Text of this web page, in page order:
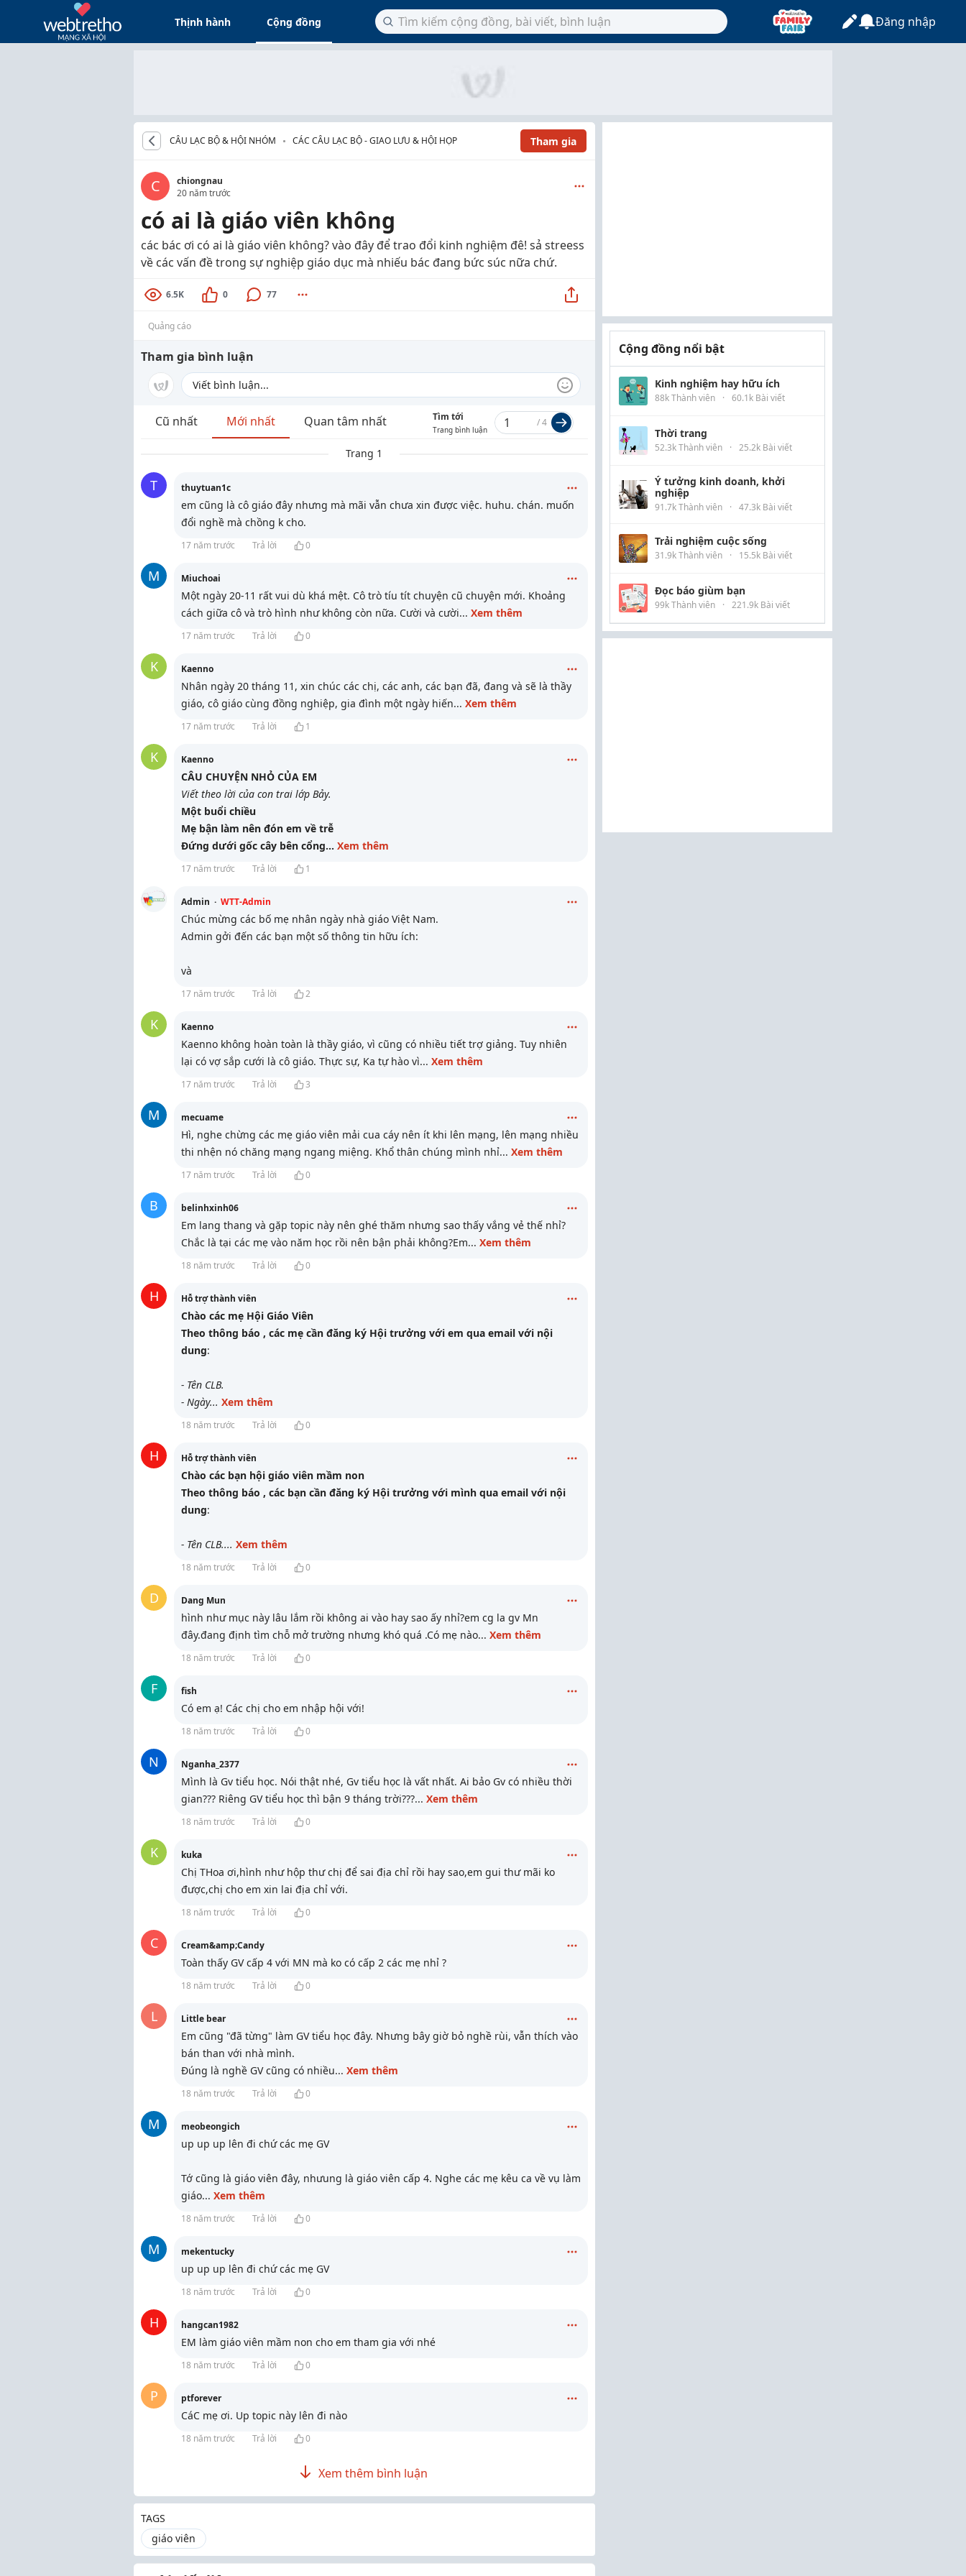
Thịnh hành Cộng đồng Đăng nhập
CÂU LẠC BỘ & HỘI NHÓM CÁC CÂU LẠC BỘ - GIAO LƯU & HỘI HỌP Tham gia
C
chiongnau
20 năm trước
có ai là giáo viên không
các bác ơi có ai là giáo viên không? vào đây để trao đổi kinh nghiệm đê! sả streess
về các vấn đề trong sự nghiệp giáo dục mà nhiếu bác đang bức súc nữa chứ.
6.5K 0 77
Quảng cáo
Tham gia bình luận
Cũ nhất Mới nhất Quan tâm nhất Tìm tới
Trang bình luận
/4
Trang 1
T thuytuan1c
em cũng là cô giáo đây nhưng mà mãi vẫn chưa xin được việc. huhu. chán. muốn
đổi nghề mà chồng k cho.
17 năm trước Trả lời 0
M Miuchoai
Một ngày 20-11 rất vui dù khá mệt. Cô trò tíu tít chuyện cũ chuyện mới. Khoảng
cách giữa cô và trò hình như không còn nữa. Cười và cười... Xem thêm
17 năm trước Trả lời 0
K Kaenno
Nhân ngày 20 tháng 11, xin chúc các chị, các anh, các bạn đã, đang và sẽ là thầy
giáo, cô giáo cùng đồng nghiệp, gia đình một ngày hiến... Xem thêm
17 năm trước Trả lời 1
K Kaenno
CÂU CHUYỆN NHỎ CỦA EM
Viết theo lời của con trai lớp Bảy.
Một buổi chiều
Mẹ bận làm nên đón em về trễ
Đứng dưới gốc cây bên cổng... Xem thêm
17 năm trước Trả lời 1
Admin · WTT-Admin
Chúc mừng các bố mẹ nhân ngày nhà giáo Việt Nam.
Admin gởi đến các bạn một số thông tin hữu ích:
và
17 năm trước Trả lời 2
K Kaenno
Kaenno không hoàn toàn là thầy giáo, vì cũng có nhiều tiết trợ giảng. Tuy nhiên
lại có vợ sắp cưới là cô giáo. Thực sự, Ka tự hào vì... Xem thêm
17 năm trước Trả lời 3
M mecuame
Hì, nghe chừng các mẹ giáo viên mải cua cáy nên ít khi lên mạng, lên mạng nhiều
thi nhện nó chăng mạng ngang miệng. Khổ thân chúng mình nhỉ... Xem thêm
17 năm trước Trả lời 0
B belinhxinh06
Em lang thang và gặp topic này nên ghé thăm nhưng sao thấy vắng vẻ thế nhỉ?
Chắc là tại các mẹ vào năm học rồi nên bận phải không?Em... Xem thêm
18 năm trước Trả lời 0
H Hỗ trợ thành viên
Chào các mẹ Hội Giáo Viên
Theo thông báo , các mẹ cần đăng ký Hội trưởng với em qua email với nội
dung:
- Tên CLB.
- Ngày... Xem thêm
18 năm trước Trả lời 0
H Hỗ trợ thành viên
Chào các bạn hội giáo viên mầm non
Theo thông báo , các bạn cần đăng ký Hội trưởng với mình qua email với nội
dung:
- Tên CLB.... Xem thêm
18 năm trước Trả lời 0
D Dang Mun
hình như mục này lâu lắm rồi không ai vào hay sao ấy nhỉ?em cg la gv Mn
đây.đang định tìm chỗ mở trường nhưng khó quá .Có mẹ nào... Xem thêm
18 năm trước Trả lời 0
F fish
Có em ạ! Các chị cho em nhập hội với!
18 năm trước Trả lời 0
N Nganha_2377
Mình là Gv tiểu học. Nói thật nhé, Gv tiểu học là vất nhất. Ai bảo Gv có nhiều thời
gian??? Riêng GV tiểu học thì bận 9 tháng trời???... Xem thêm
18 năm trước Trả lời 0
K kuka
Chị THoa ơi,hình như hộp thư chị để sai địa chỉ rồi hay sao,em gui thư mãi ko
được,chị cho em xin lai địa chỉ với.
18 năm trước Trả lời 0
C Cream&amp;Candy
Toàn thấy GV cấp 4 với MN mà ko có cấp 2 các mẹ nhỉ ?
18 năm trước Trả lời 0
L Little bear
Em cũng "đã từng" làm GV tiểu học đây. Nhưng bây giờ bỏ nghề rùi, vẫn thích vào
bán than với nhà mình.
Đúng là nghề GV cũng có nhiều... Xem thêm
18 năm trước Trả lời 0
M meobeongich
up up up lên đi chứ các mẹ GV
Tớ cũng là giáo viên đây, nhưung là giáo viên cấp 4. Nghe các mẹ kêu ca về vụ làm
giáo... Xem thêm
18 năm trước Trả lời 0
M mekentucky
up up up lên đi chứ các mẹ GV
18 năm trước Trả lời 0
H hangcan1982
EM làm giáo viên mầm non cho em tham gia với nhé
18 năm trước Trả lời 0
P ptforever
CáC mẹ ơi. Up topic này lên đi nào
18 năm trước Trả lời 0
Xem thêm bình luận
TAGS
giáo viên
Cộng đồng nổi bật
Kinh nghiệm hay hữu ích
88k Thành viên · 60.1k Bài viết
Thời trang
52.3k Thành viên · 25.2k Bài viết
Ý tưởng kinh doanh, khởi
nghiệp
91.7k Thành viên · 47.3k Bài viết
Trải nghiệm cuộc sống
31.9k Thành viên · 15.5k Bài viết
Đọc báo giùm bạn
99k Thành viên · 221.9k Bài viết